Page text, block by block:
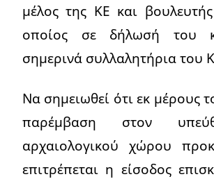
μέλος της ΚΕ και
οποίος σε δήλωσή του
σημερινά συλλαλητήρια του
Να σημειωθεί ότι εκ μέρους
παρέμβαση στον
αρχαιολογικού χώρου
επιτρέπεται η είσοδος